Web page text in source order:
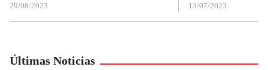
29/08/2023 13/07/2023
Últimas Noticias